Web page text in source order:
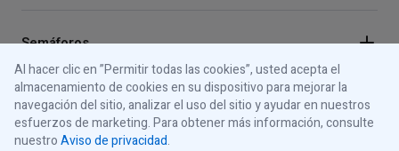
Semáforos
Paneles de control
Al hacer clic en ”Permitir todas las cookies”, usted acepta el
almacenamiento de cookies en su dispositivo para mejorar la
navegación del sitio, analizar el uso del sitio y ayudar en nuestros
esfuerzos de marketing. Para obtener más información, consulte
nuestroAviso de privacidad.